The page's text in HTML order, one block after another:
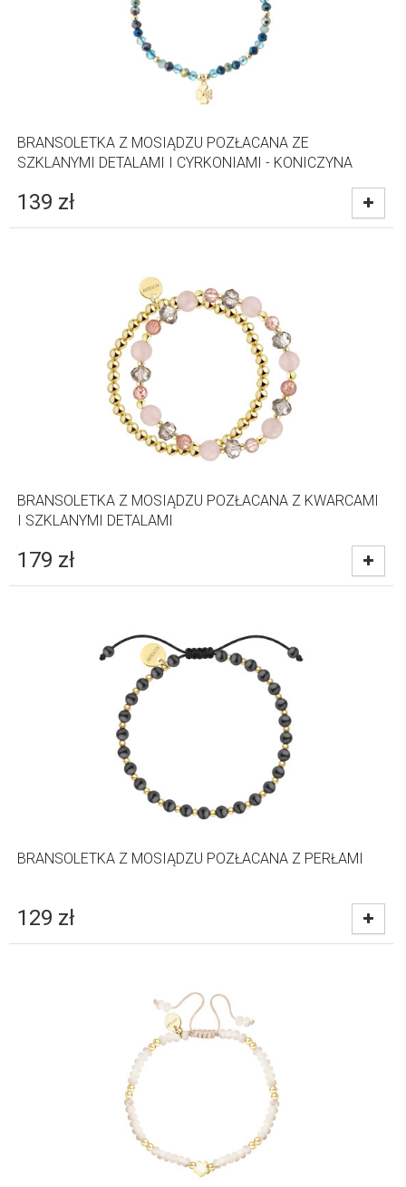
BRANSOLETKA Z MOSIĄDZU POZŁACANA ZE
SZKLANYMI DETALAMI I CYRKONIAMI - KONICZYNA
139 zł
BRANSOLETKA Z MOSIĄDZU POZŁACANA Z KWARCAMI
I SZKLANYMI DETALAMI
179 zł
BRANSOLETKA Z MOSIĄDZU POZŁACANA Z PERŁAMI
129 zł